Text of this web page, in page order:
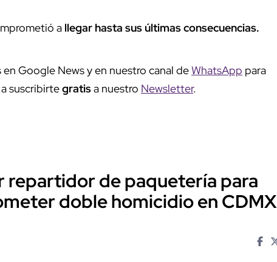
a llegar hasta sus últimas consecuencias.
Google News y en nuestro canal deWhatsApp para
suscribirtegratisa nuestro Newsletter.
repartidor de paquetería para
doble homicidio en CDMX